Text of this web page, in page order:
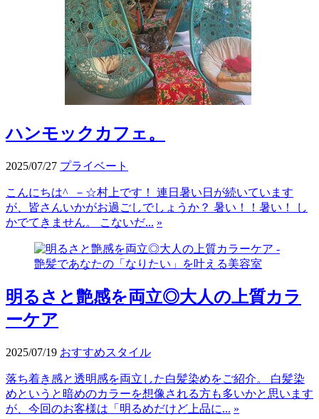
ハンモックカフェ。
2025/07/27 プライベート
こんにちは^_－☆村上です！ 連日暑い日が続いています
が、皆さんいかがお過ごしでしょうか？ 暑い！！暑い！ し
かでてきません。 こないだ... »
明るさと艶感を両立◎大人の上質カラ
ーケア
2025/07/19 おすすめスタイル
落ち着き感と透明感を両立した白髪染めをご紹介。 白髪染
めというと暗めのカラーを想像される方も多いかと思います
が、今回のお客様は「明るめだけど上品に... »